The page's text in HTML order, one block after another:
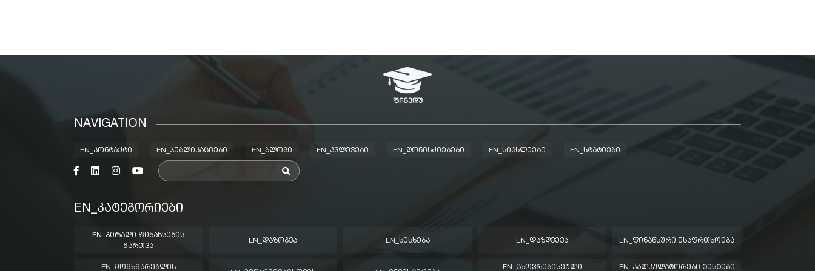
NAVIGATION
EN_ᲙᲝᲜᲢᲐᲥᲢᲘ EN_ᲞᲣᲑᲚᲘᲙᲐᲪᲘᲔᲑᲘ EN_ᲑᲚᲝᲒᲘ EN_ᲙᲕᲚᲔᲕᲔᲑᲘ EN_ᲦᲝᲜᲘᲡᲫᲘᲔᲑᲔᲑᲘ EN_ᲡᲘᲐᲮᲚᲔᲔᲑᲘ EN_ᲡᲢᲐᲢᲘᲔᲑᲘ
EN_ᲙᲐᲢᲔᲒᲝᲠᲘᲔᲑᲘ
EN_ᲞᲘᲠᲐᲓᲘ ᲤᲘᲜᲐᲜᲡᲔᲑᲘᲡ
ᲛᲐᲠᲗᲕᲐ
EN_ᲓᲐᲖᲝᲒᲕᲐ EN_ᲡᲔᲡᲮᲔᲑᲐ EN_ᲓᲐᲖᲦᲕᲔᲕᲐ EN_ᲤᲘᲜᲐᲜᲡᲣᲠᲘ ᲣᲡᲐᲤᲠᲗᲮᲝᲔᲑᲐ
EN_ᲛᲝᲛᲮᲛᲐᲠᲔᲑᲚᲘᲡ EN_ᲪᲮᲝᲕᲠᲔᲑᲘᲡᲔᲣᲚᲘ EN_ᲙᲐᲚᲙᲣᲚᲐᲢᲝᲠᲔᲑᲘ ᲢᲔᲡᲢᲔᲑᲘ